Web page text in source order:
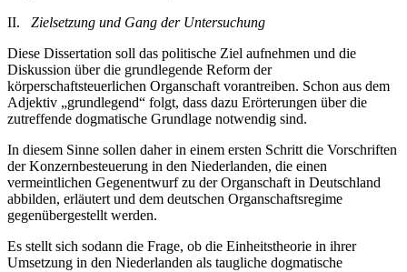
II. Zielsetzung und Gang der Untersuchung
Diese Dissertation soll das politische Ziel aufnehmen und die
Diskussion über die grundlegende Reform der
körperschaftsteuerlichen Organschaft vorantreiben. Schon aus dem
Adjektiv „grundlegend“ folgt, dass dazu Erörterungen über die
zutreffende dogmatische Grundlage notwendig sind.
In diesem Sinne sollen daher in einem ersten Schritt die Vorschriften
der Konzernbesteuerung in den Niederlanden, die einen
vermeintlichen Gegenentwurf zu der Organschaft in Deutschland
abbilden, erläutert und dem deutschen Organschaftsregime
gegenübergestellt werden.
Es stellt sich sodann die Frage, ob die Einheitstheorie in ihrer
Umsetzung in den Niederlanden als taugliche dogmatische